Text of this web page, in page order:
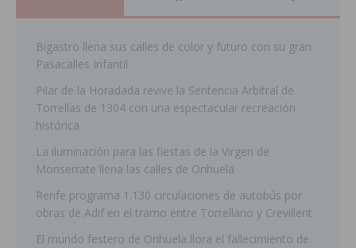
Bigastro llena sus calles de color y futuro con su gran
Pasacalles Infantil
Pilar de la Horadada revive la Sentencia Arbitral de
Torrellas de 1304 con una espectacular recreación
histórica
La iluminación para las fiestas de la Virgen de
Monserrate llena las calles de Orihuela
Renfe programa 1.130 circulaciones de autobús por
obras de Adif en el tramo entre Torrellano y Crevillent
El mundo festero de Orihuela llora el fallecimiento de